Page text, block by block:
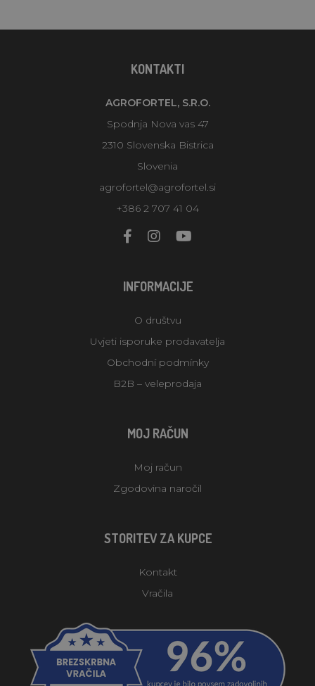
KONTAKTI
AGROFORTEL, S.R.O.
Spodnja Nova vas 47
2310 Slovenska Bistrica
Slovenia
agrofortel@agrofortel.si
+386 2 707 41 04
INFORMACIJE
O društvu
Uvjeti isporuke prodavatelja
Obchodní podmínky
B2B – veleprodaja
MOJ RAČUN
Moj račun
Zgodovina naročil
STORITEV ZA KUPCE
Kontakt
Vračila